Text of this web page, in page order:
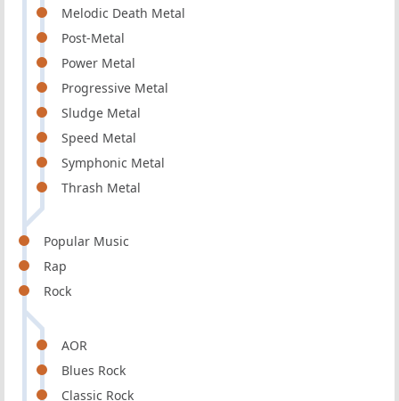
Melodic Death Metal
Post-Metal
Power Metal
Progressive Metal
Sludge Metal
Speed Metal
Symphonic Metal
Thrash Metal
Popular Music
Rap
Rock
AOR
Blues Rock
Classic Rock